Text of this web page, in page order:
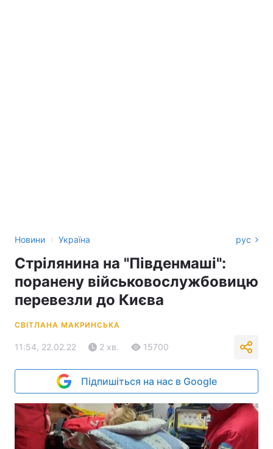
Новини › Україна рус
Стрілянина на "Південмаші":
поранену військовослужбовицю
перевезли до Києва
СВІТЛАНА МАКРИНСЬКА
11:54, 22.02.22 2 хв. 15700
Підпишіться на нас в Google